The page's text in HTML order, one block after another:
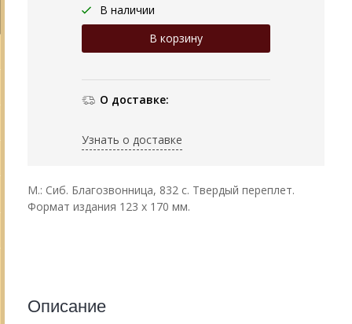
В наличии
О доставке:
Узнать о доставке
М.: Сиб. Благозвонница, 832 с. Твердый переплет.
Формат издания 123 х 170 мм.
Описание